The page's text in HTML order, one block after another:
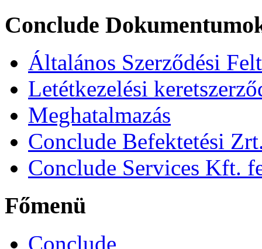
Conclude
Általános Szerződési
Letétkezelési
Meghatalmazás
Conclude Befektetési
Conclude Services Kft.
Főmenü
Conclude